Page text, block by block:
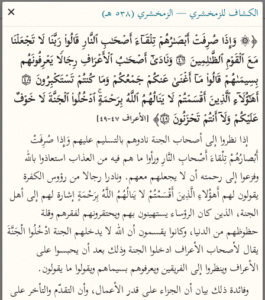
ساهم معنا في نشر القرآن والعلم الشرعي
الباحث القرآني
بحث تفسير علوم مصاحف معاجم
Type 2 or more characters for results.
Type 1 or more
characters for results.
أمّهات
تفسير الطبري
تفسير ابن كثير
تفسير القرطبي
تفسير البغوي
جمع الأقوال
تفسير ابن الجوزي
عامّة
فتح البيان للقنوجي
فتح القدير للشوكاني
تفسير ابن جزي
موسوعات
تفسير الآلوسي
تفسير الرازي
معاصرة
الميسر
المختصر في
التفسير
تفسير السعدي
أيسر التفاسير
القرآن – تدبر وعمل
تفسير ابن عثيمين
الكشاف للزمخشري — الزمخشري (٥٣٨ هـ)
✕
عَلَیۡكُمۡ وَلَاۤ أَنتُمۡ تَحۡزَنُونَ ۝٤٩﴾
[الأعراف ٤٧-٤٩]
الأعراف وينظروا إلى الفريقين ويعرفوهم بسيماهم ويقولوا ما يقولون.